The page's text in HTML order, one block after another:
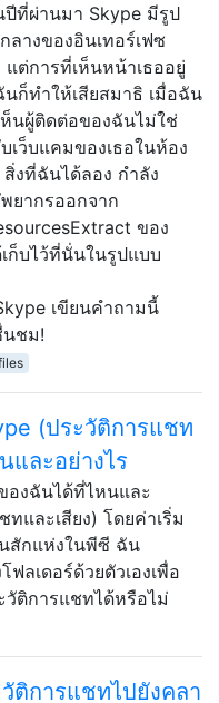
ที่ผ่านมา Skype มีรูป
างของอินเทอร์เฟซ
ต่การที่เห็นหน้าเธออยู่
ก็ทำให้เสียสมาธิ เมื่อฉัน
นผู้ติดต่อของฉันไม่ใช่
ว็บแคมของเธอในห้อง
งที่ฉันได้ลอง กำลัง
ยากรออกจาก
ของ
ก็บไว้ที่นั่นในรูปแบบ
เขียนคำถามนี้
นชม!
(ประวัติการแชท
และอย่างไร
งฉันได้ที่ไหนและ
ทและเสียง) โดยค่าเริ่ม
สักแห่งในพีซี ฉัน
ลเดอร์ด้วยตัวเองเพื่อ
วัติการแชทได้หรือไม่
ติการแชทไปยังคลา